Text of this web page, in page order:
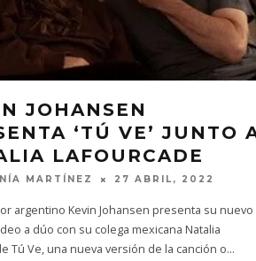
JOHANSEN
‘TÚ VE’ JUNTO
LAFOURCADE
MARTÍNEZ 27 ABRIL, 2022
argentino Kevin Johansen presenta su nuevo
a dúo con su colega mexicana Natalia
Tú Ve, una nueva versión de la canción o...